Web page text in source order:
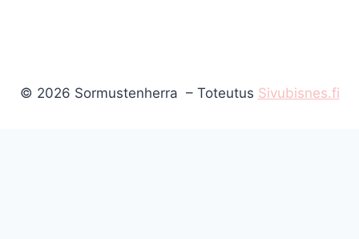
© 2026 Sormustenherra – Toteutus Sivubisnes.fi